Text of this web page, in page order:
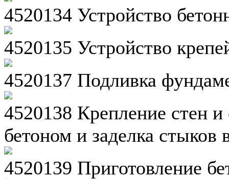
4520134 Устройство
4520135 Устройство
4520137 Подливка
4520138 Крепление стен
бетоном и заделка
4520139 Приготовление